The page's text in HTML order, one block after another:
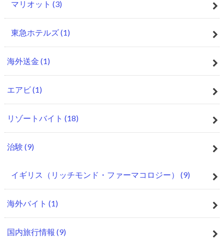
マリオット (3)
東急ホテルズ(1)
海外送金 (1)
エアビ(1)
リゾートバイト (18)
治験 (9)
イギリス（リッチモンド・ファーマコロジー） (9)
海外バイト (1)
国内旅行情報 (9)